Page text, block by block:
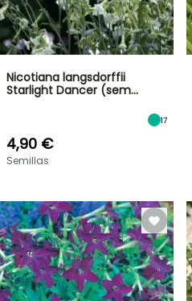
OFERTA
RELÁMPAGO
¡HASTA
UN
30
Nicotiana langsdorffii
Starlight Dancer (sem…
17
4,90 €
Semillas